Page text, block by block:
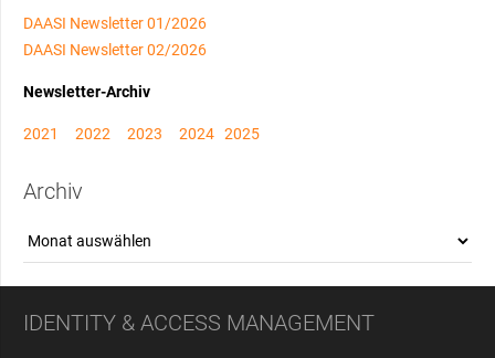
DAASI Newsletter 01/2026
DAASI Newsletter 02/2026
Newsletter-Archiv
2021 2022 2023 2024 2025
Archiv
Archiv
IDENTITY & ACCESS MANAGEMENT